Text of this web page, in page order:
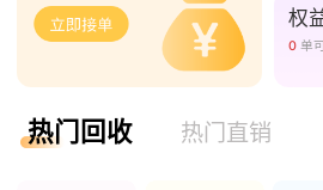
权
0 单
热门回收 热门直销